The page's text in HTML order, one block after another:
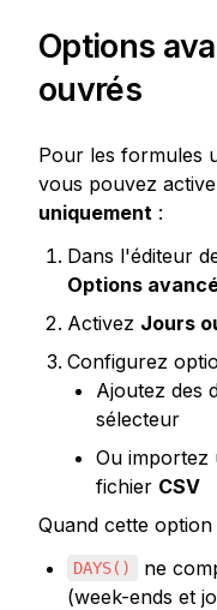
Options
ouvrés
Pour les formules
vous pouvez
uniquement :
Dans l'éditeur
Options
Activez Jours
Configurez
Ajoutez des
sélecteur
Ou importez
fichier CSV
Quand cette option
DAYS()
ne
(week-ends et